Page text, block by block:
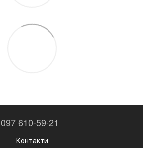
097 610-59-21
Контакти